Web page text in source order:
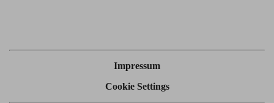
Impressum
Cookie Settings